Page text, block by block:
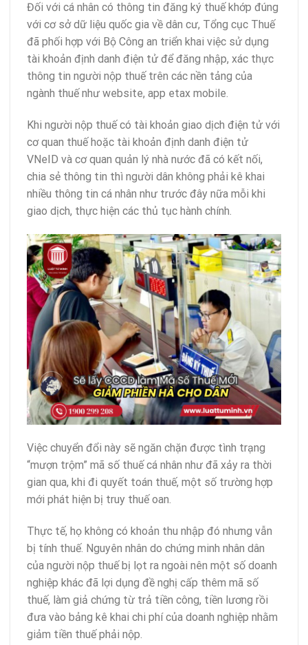
Đối với cá nhân có thông tin đăng ký thuế khớp đúng
với cơ sở dữ liệu quốc gia về dân cư, Tổng cục Thuế
đã phối hợp với Bộ Công an triển khai việc sử dụng
tài khoản định danh điện tử để đăng nhập, xác thực
thông tin người nộp thuế trên các nền tảng của
ngành thuế như website, app etax mobile.
Khi người nộp thuế có tài khoản giao dịch điện tử với
cơ quan thuế hoặc tài khoản định danh điện tử
VNeID và cơ quan quản lý nhà nước đã có kết nối,
chia sẻ thông tin thì người dân không phải kê khai
nhiều thông tin cá nhân như trước đây nữa mỗi khi
giao dịch, thực hiện các thủ tục hành chính.
Việc chuyển đổi này sẽ ngăn chặn được tình trạng
“mượn trộm” mã số thuế cá nhân như đã xảy ra thời
gian qua, khi đi quyết toán thuế, một số trường hợp
mới phát hiện bị truy thuế oan.
Thực tế, họ không có khoản thu nhập đó nhưng vẫn
bị tính thuế. Nguyên nhân do chứng minh nhân dân
của người nộp thuế bị lọt ra ngoài nên một số doanh
nghiệp khác đã lợi dụng đề nghị cấp thêm mã số
thuế, làm giả chứng từ trả tiền công, tiền lương rồi
đưa vào bảng kê khai chi phí của doanh nghiệp nhằm
giảm tiền thuế phải nộp.